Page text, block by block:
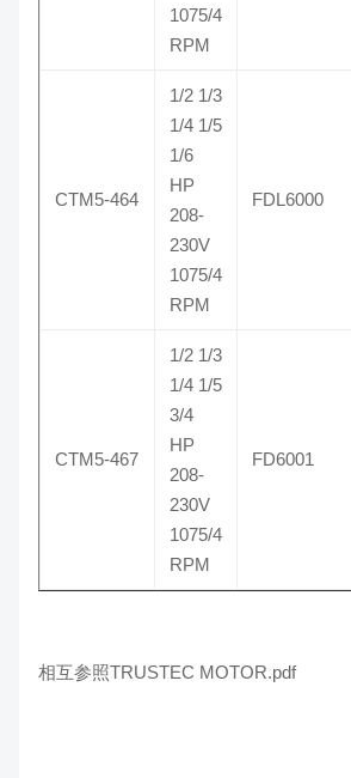
1075/4
RPM
CTM5-464
1/2 1/3
1/4 1/5
1/6
HP
208-
230V
1075/4
RPM
FDL6000
CTM5-467
1/2 1/3
1/4 1/5
3/4
HP
208-
230V
1075/4
RPM
FD6001
相互参照TRUSTEC MOTOR.pdf